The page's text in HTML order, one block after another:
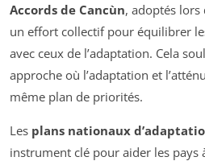
Accords de Cancùn, adoptés lors
un effort collectif pour équilibrer
avec ceux de l’adaptation. Cela
approche où l’adaptation et
même plan de priorités.
Les plans nationaux
instrument clé pour aider les pays